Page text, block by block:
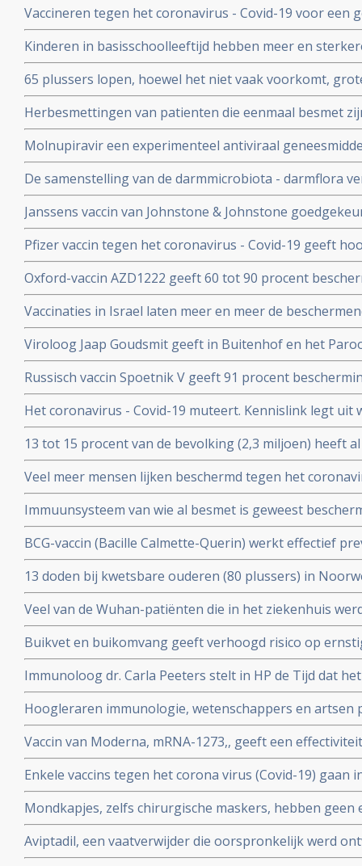
anderen over te dragen
Vaccineren tegen het coronavirus - Covid-19 voor een
patienten en kan duizenden sterfgevallen
studie.
Kinderen in basisschoolleeftijd hebben meer en
besmet te zijn geweest met het coronavirus - Covid-19
65 plussers lopen, hoewel het niet vaak voorkomt,
besmetting met het coronavirus - Covid-19 dan
Herbesmettingen van patienten die eenmaal besmet
- Covid-19 komen zelden voor blijkt uit nieuwe
Molnupiravir een experimenteel antiviraal
virussen, waaronder coronavirussen en specifiek
coronavirus verdwenen bij alle deelnemende patienten.
De samenstelling van de darmmicrobiota - darmflora
COVID-19, vooral de functies in het darmmicrobioom
immuunreacties beinvloeden de ernst van de ziekte
Janssens vaccin van Johnstone & Johnstone
vaccin tegen het coronavirus.
Pfizer vaccin tegen het coronavirus - Covid-19 geeft
met 90 procent effectiviteit, maar er zijn nog veel
Oxford-vaccin AZD1222 geeft 60 tot 90 procent
Covid-19 zegt producent Astrazeneca in een
Vaccinaties in Israel laten meer en meer de
een maand meer jongeren opgenomen dan ouderen in
Viroloog Jaap Goudsmit geeft in Buitenhof en het
snel van de maatregelen afkomen. Vaccineer alle 60
Russisch vaccin Spoetnik V geeft 91 procent
procent bescherming tegen ernstig ziek worden. Blijkt
tussenresultaten
Het coronavirus - Covid-19 muteert. Kennislink legt uit
vaccins bv.
13 tot 15 procent van de bevolking (2,3 miljoen) heeft
coronavirus aangemaakt en hebben al langdurende
opgebouwd. Blijkt uit onderzoek van bloedbank
bloeddonoren.
Veel meer mensen lijken beschermd tegen het
gedacht. Door vroegere besmettingen met
immuniteit opgebouwd.
Immuunsysteem van wie al besmet is geweest
uit ons immuunsysteem ook tegen nieuwe mutaties
Braziliaanse mutaties van het coronavirus - Covid-19
BCG-vaccin (Bacille Calmette-Querin) werkt effectief
ziekten – mogelijk ook tegen COVID-19. RADBOUD
uitstekende resultaten uit studie met ouderen.
13 doden bij kwetsbare ouderen (80 plussers) in
vaccin van Pfizer of Moderna.
Veel van de Wuhan-patiënten die in het ziekenhuis
had zes maanden later nog steeds symptomen, zo
Buikvet en buikomvang geeft verhoogd risico op
coronavirus - Covid-19 blijkt uit Nederlandse studie
Immunoloog dr. Carla Peeters stelt in HP de Tijd dat
risico's is. En onderbouwt dat met ervaringen met het
Hoogleraren immunologie, wetenschappers en artsen
vitamine D tegen Covid-19. Er is steeds meer bewijs
coronavirus - Covid-19
Vaccin van Moderna, mRNA-1273,, geeft een
19 blijkt uit een tussenevaluatie.
Enkele vaccins tegen het corona virus (Covid-19) gaan
onderzocht worden na goede resultaten bij groepen
Mondkapjes, zelfs chirurgische maskers, hebben
tientallen gerandomiseerde studies. Dit in
Nederlandse regering van ons eist.
Aviptadil, een vaatverwijder die oorspronkelijk werd
te behandelen geeft betere overleving bij ernstig zieke